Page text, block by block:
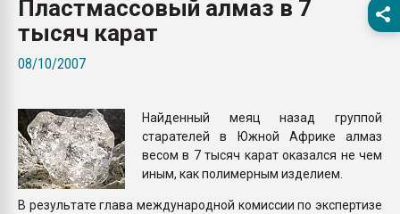
первый план в
бутылок
ПЕРЕЙТИ НА
Пластмассовый алмаз в 7
тысяч карат
08/10/2007
Найденный меяц назад группой
старателей в Южной Африке алмаз
весом в 7 тысяч карат оказался не чем
иным, как полимерным изделием.
В результате глава международной комиссии по экспертизе